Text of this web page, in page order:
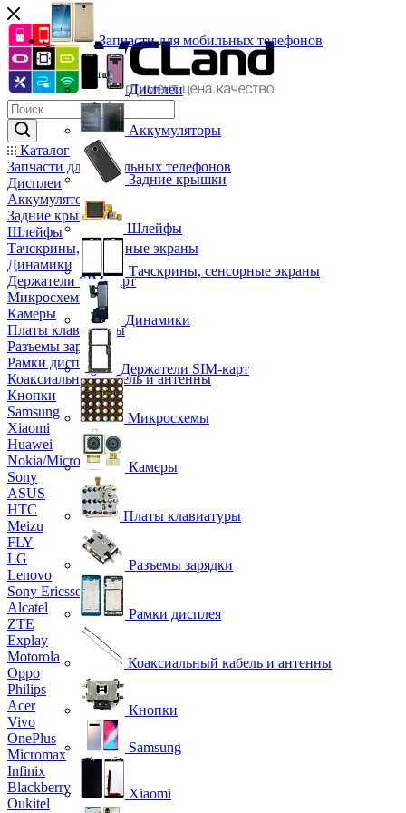
Каталог
Запчасти для мобильных телефонов
Дисплеи
Аккумуляторы
Задние крышки
Шлейфы
Тачскрины, сенсорные экраны
Динамики
Держатели SIM-карт
Микросхемы
Камеры
Платы клавиатуры
Разъемы зарядки
Рамки дисплея
Коаксиальный кабель и антенны
Кнопки
Samsung
Xiaomi
Huawei
Nokia/Microsoft
Sony
ASUS
HTC
Meizu
FLY
LG
Lenovo
Sony Ericsson
Alcatel
ZTE
Explay
Motorola
Oppo
Philips
Acer
Vivo
OnePlus
Micromax
Infinix
Blackberry
Oukitel
Запчасти для мобильных телефонов
Дисплеи
Аккумуляторы
Задние крышки
Шлейфы
Тачскрины, сенсорные экраны
Динамики
Держатели SIM-карт
Микросхемы
Камеры
Платы клавиатуры
Разъемы зарядки
Рамки дисплея
Коаксиальный кабель и антенны
Кнопки
Samsung
Xiaomi